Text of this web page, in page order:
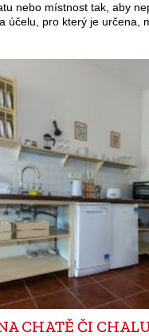
nebo místnost tak, aby
účelu, pro který je určena,
CHATĚ ČI